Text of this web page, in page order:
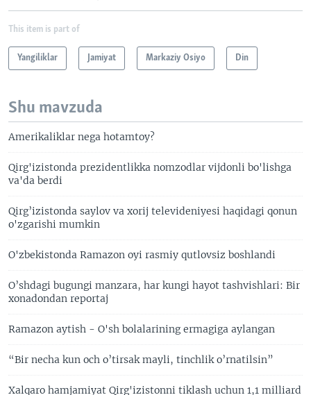
This item is part of
Yangiliklar Jamiyat Markaziy Osiyo Din
Shu mavzuda
Amerikaliklar nega hotamtoy?
Qirg'izistonda prezidentlikka nomzodlar vijdonli bo'lishga
va'da berdi
Qirg’izistonda saylov va xorij televideniyesi haqidagi qonun
o'zgarishi mumkin
O'zbekistonda Ramazon oyi rasmiy qutlovsiz boshlandi
O’shdagi bugungi manzara, har kungi hayot tashvishlari: Bir
xonadondan reportaj
Ramazon aytish - O'sh bolalarining ermagiga aylangan
“Bir necha kun och o’tirsak mayli, tinchlik o’rnatilsin”
Xalqaro hamjamiyat Qirg'izistonni tiklash uchun 1,1 milliard